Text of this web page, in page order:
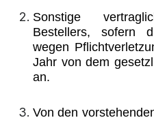
Sonstige
Bestellers, sofern
wegen
Jahr von dem
an.
Von den